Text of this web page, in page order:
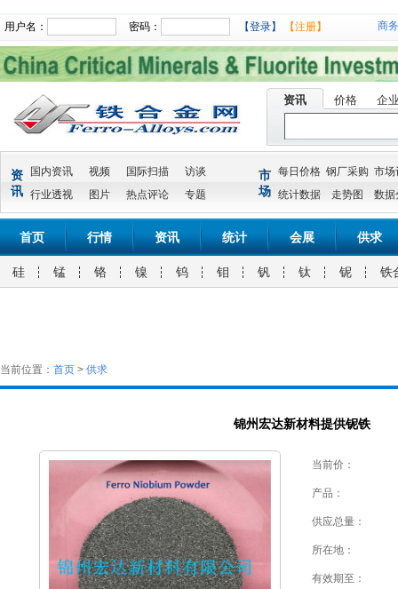
用户名： 密码： 【登录】 【注册】 商
资讯 价格 企
资
讯
国内资讯 视频 国际扫描
访谈
行业透视
图片 热点评论 专题
市
场
每日价格 钢厂采购 市场
统计数据
走势图 数据
首页 行情 资讯 统计 会展 供求
硅 锰 铬 镍 钨 钼 钒 钛 铌 铁
当前位置： 首页 > 供求
锦州宏达新材料提供铌铁
当前价：
产品：
供应总量：
所在地：
有效期至：